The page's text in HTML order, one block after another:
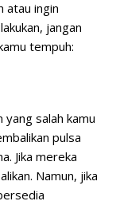
atau ingin
jangan
tempuh:
salah kamu
pulsa
Jika mereka
Namun, jika